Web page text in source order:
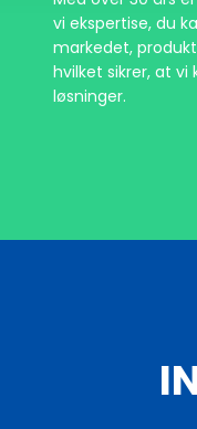
vi ekspertise, du
markedet,
hvilket sikrer, at vi
løsninger.